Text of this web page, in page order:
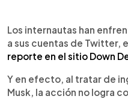
Escuchar artículo
Los internautas han
a sus cuentas de Twitter,
reporte en el sitio Down
Y en efecto, al tratar de
Musk, la acción no logra